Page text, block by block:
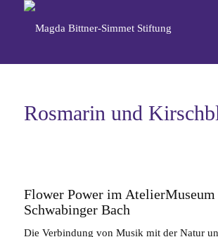
Rosmarin und
Flower Power im AtelierMuseum
Schwabinger Bach
Die Verbindung von Musik mit der Natur